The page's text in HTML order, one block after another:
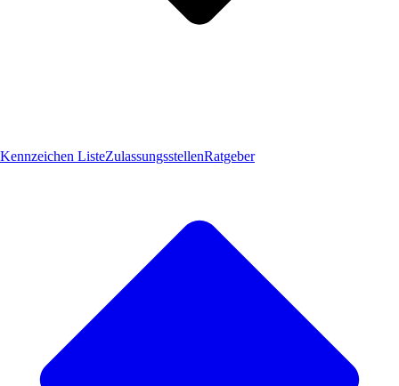
Kennzeichen ListeZulassungsstellenRatgeber